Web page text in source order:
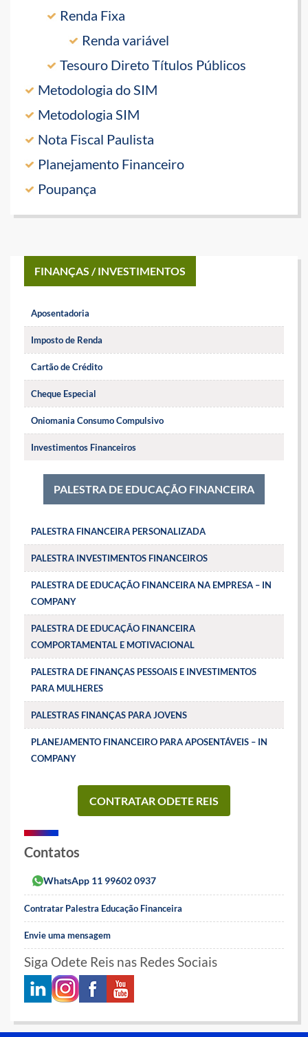
Renda Fixa
Renda variável
Tesouro Direto Títulos Públicos
Metodologia do SIM
Metodologia SIM
Nota Fiscal Paulista
Planejamento Financeiro
Poupança
FINANÇAS / INVESTIMENTOS
Aposentadoria
Imposto de Renda
Cartão de Crédito
Cheque Especial
Oniomania Consumo Compulsivo
Investimentos Financeiros
PALESTRA DE EDUCAÇÃO FINANCEIRA
PALESTRA FINANCEIRA PERSONALIZADA
PALESTRA INVESTIMENTOS FINANCEIROS
PALESTRA DE EDUCAÇÃO FINANCEIRA NA EMPRESA – IN
COMPANY
PALESTRA DE EDUCAÇÃO FINANCEIRA
COMPORTAMENTAL E MOTIVACIONAL
PALESTRA DE FINANÇAS PESSOAIS E INVESTIMENTOS
PARA MULHERES
PALESTRAS FINANÇAS PARA JOVENS
PLANEJAMENTO FINANCEIRO PARA APOSENTÁVEIS – IN
COMPANY
CONTRATAR ODETE REIS
Contatos
WhatsApp 11 99602 0937
Contratar Palestra Educação Financeira
Envie uma mensagem
Siga Odete Reis nas Redes Sociais